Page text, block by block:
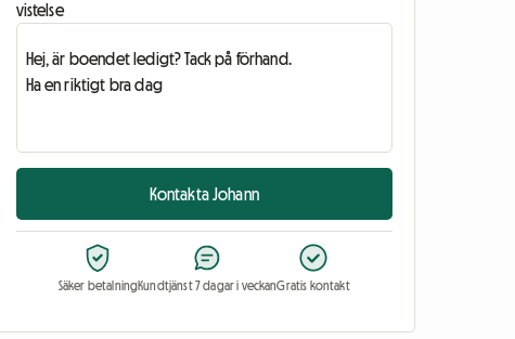
vistelse
Kontakta Johann
Säker betalningKundtjänst 7 dagar i veckanGratis kontakt